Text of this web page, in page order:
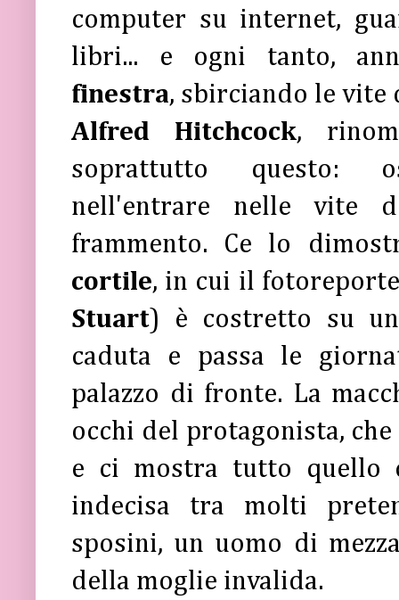
computer su internet,
libri... e ogni tanto,
finestra, sbirciando le
Alfred Hitchcock,
soprattutto questo:
nell'entrare nelle vite
frammento. Ce lo
cortile, in cui il
Stuart) è costretto su
caduta e passa le
palazzo di fronte. La
occhi del protagonista,
e ci mostra tutto quello
indecisa tra molti
sposini, un uomo di
della moglie invalida.